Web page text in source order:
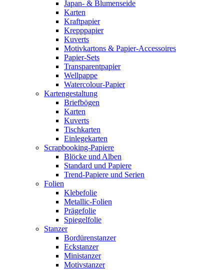
Japan- & Blumenseide
Karten
Kraftpapier
Krepppapier
Kuverts
Motivkartons & Papier-Accessoires
Papier-Sets
Transparentpapier
Wellpappe
Watercolour-Papier
Kartengestaltung
Briefbögen
Karten
Kuverts
Tischkarten
Einlegekarten
Scrapbooking-Papiere
Blöcke und Alben
Standard und Papiere
Trend-Papiere und Serien
Folien
Klebefolie
Metallic-Folien
Prägefolie
Spiegelfolie
Stanzer
Bordürenstanzer
Eckstanzer
Ministanzer
Motivstanzer